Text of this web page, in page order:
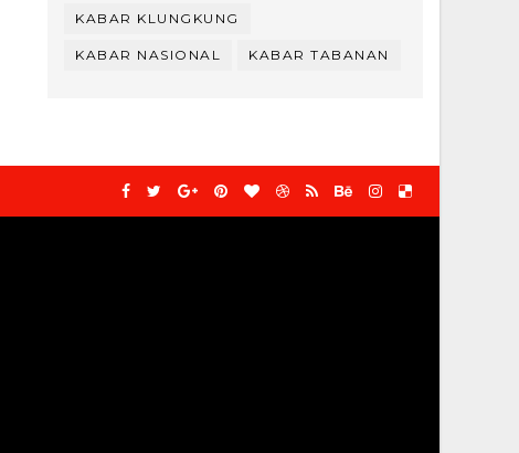
KABAR KLUNGKUNG
KABAR NASIONAL KABAR TABANAN